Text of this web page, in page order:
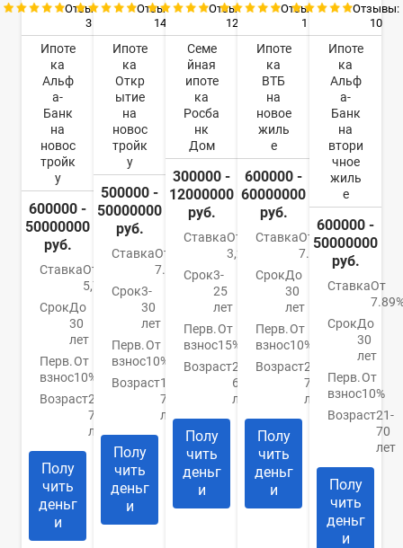
Отзывы:
3
Ипоте
ка
Альф
а-
Банк
на
новос
тройк
у
600000 -
50000000
руб.
СтавкаОт
5,79%
СрокДо
30
лет
Перв.
взнос
От
10%
Возраст21-
70
лет
Полу
чить
деньг
и
Отзывы:
14
Ипоте
ка
Откр
ытие
на
новос
тройк
у
500000 -
50000000
руб.
СтавкаОт
7.5%
Срок3-
30
лет
Перв.
взнос
От
10%
Возраст18-
70
лет
Полу
чить
деньг
и
Отзывы:
12
Семе
йная
ипоте
ка
Росба
нк
Дом
300000 -
12000000
руб.
СтавкаОт
3,2%
Срок3-
25
лет
Перв.
взнос
От
15%
Возраст21-
65
лет
Полу
чить
деньг
и
Отзывы:
1
Ипоте
ка
ВТБ
на
новое
жиль
е
600000 -
60000000
руб.
СтавкаОт
7.4%
СрокДо
30
лет
Перв.
взнос
От
10%
Возраст21-
75
лет
Полу
чить
деньг
и
Отзывы:
10
Ипоте
ка
Альф
а-
Банк
на
втори
чное
жиль
е
600000 -
50000000
руб.
СтавкаОт
СрокДо
30
лет
Перв.
взнос
От
10%
Возраст21-
70
лет
Полу
чить
деньг
и